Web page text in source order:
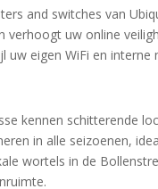
and switches van
verhoogt uw online
uw eigen WiFi en
kennen schitterende
in alle seizoenen,
wortels in de